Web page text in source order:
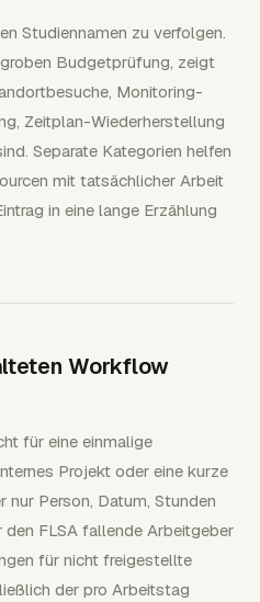
Studiennamen zu verfolgen.
Budgetprüfung, zeigt
Monitoring-
Zeitplan-Wiederherstellung
Separate Kategorien helfen
mit tatsächlicher Arbeit
in eine lange Erzählung
Workflow
für eine einmalige
Projekt oder eine kurze
nur Person, Datum, Stunden
FLSA fallende Arbeitgeber
für nicht freigestellte
der pro Arbeitstag